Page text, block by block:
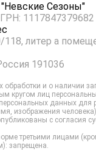
Сезоны"
1117847379682
литер а
191036
и о наличии
кругом лиц
данных для
изображения
с согласия
третьими лицами
запрещена.